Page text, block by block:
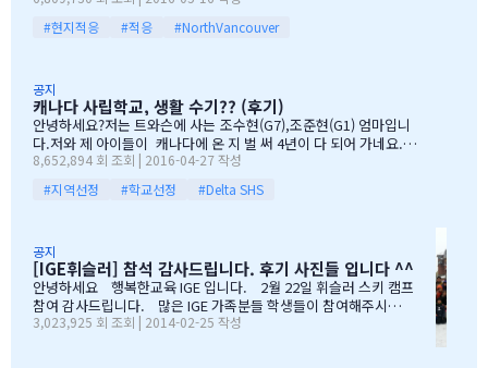
물을 증정하는 즐거운 시간을 가져습니다. 매년 여름마다 BBQ 파티
를 진행하면서 시간이 정말 빨리 가는구나 생각이 듭니다. 맨처음…
르는 고민이었습니다. 지난 10여년동안 부모님과 함께 삼대가 살아
왔기에 고민은 더욱 컸습니다. 가족이 떨어져 지내는 시간을 나이 드
遷之敎, 맹자의 어머니가 자식을 위해 세 번 이사했다는 뜻)는 못할
망정, 조금이라도 기회가 있을 때 망설이지 말라"는 말로 오히려 제
등을 떠미셨습니다. 경제적인 여건이 딱히 좋은 것도 아니었습니다.
유학비용도 평소 한국에서 들어가던 교육비에 생활비가 조금 더 들어
가는 수준으로 잡았습니다. 자린고비 정신으로 단단히 무장을 했지
요. 어찌보면 단순무식하게 "영어도 배우고 아이들이 살아…
#현지적응
#적응 #NorthVancouver
공지
캐나다 사립학교, 생활 수기?? (후기)
안녕하세요?저는 트와슨에 사는 조수현(G7),조준현(G1) 엄마입니
다.저와 제 아이들이 캐나다에 온 지 벌 써 4년이 다 되어 가네요.이
렇게 오래 있게 된 이유는 단 하나 너무 좋아서 입니다.철새도래지 바
다도 가까이 있고 조용하고 제 아이들이 다니는 학교도 너무 좋습니
다.백인 비율도 높고요.ㅎㅎ제가 가장 만족도가 높았던 높게 생각 하
정말 대단합니다.발론티어로 돌아가는 것도 대단하고요. 큰아이가
처음 왔을 떼 G4 영어도 잘 못하고 힘들어 할 때 워낙 엉뚱한 놈이라
엉뚱한 짓을 할 때도 선생님께서 괜찮다고남자아이들은 그렇게 크는
거라고 말씀해주시고아이의 작은 장단점도 다 알고 계시고 장점도
크게 칭찬해주시고학년 마지막 주에는 저를 앉혀놓고 방학 캠프 리
8,652,894 회 조회 | 2016-04-27 작성
#지역선정
#학교선정 #Delta SHS
공지
[IGE휘슬러] 참석 감사드립니다. 후기 사진들 입니다 ^^
안녕하세요 행복한교육 IGE 입니다. 2월 22일 휘슬러 스키 캠프
참여 감사드립니다. 많은 IGE 가족분들 학생들이 참여해주시고,
빛내주셔서 감사드립니다. 안타깝게도 화창한 날씨여야하는데,
3,023,925 회 조회 | 2014-02-25 작성